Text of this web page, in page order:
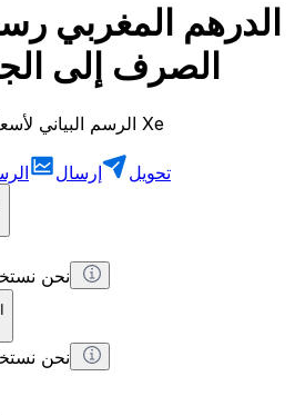
الدرهم المغربي
الصرف إلى
الرسم البياني لأسعار صرف العملات التاريخية Xe
تحويل إرسال
نحن
نحن